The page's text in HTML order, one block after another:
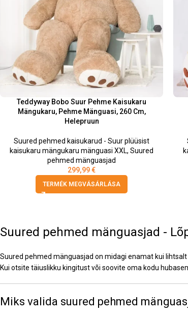
Teddyway Bobo Suur Pehme Kaisukaru
Mängukaru, Pehme Mänguasi, 260 Cm,
Helepruun
Suured pehmed kaisukarud - Suur plüüsist
kaisukaru mängukaru mänguasi XXL, Suured
pehmed mänguasjad
299,99€
TERMÉK MEGVÁSÁRLÁSA
Suured pehmed mänguasjad -
Suured pehmed mänguasjad on midagi enamat kui
Kui otsite täiuslikku kingitust või soovite oma kodu
Miks valida suured pehmed